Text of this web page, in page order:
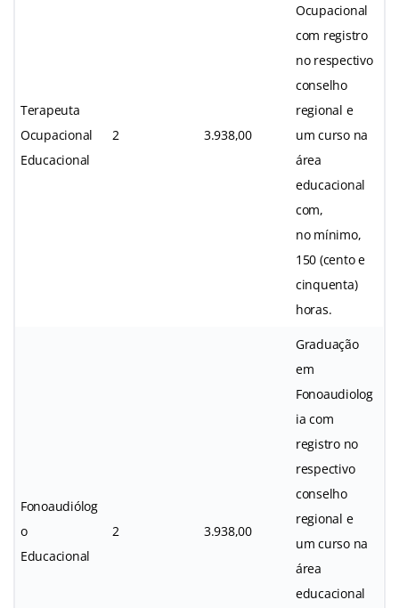
Terapeuta
Ocupacional
Educacional
2 3.938,00
Ocupacional
com registro
no respectivo
conselho
regional e
um curso na
área
educacional
com,
no mínimo,
150 (cento e
cinquenta)
horas.
Fonoaudiólog
o
Educacional
2 3.938,00
Graduação
em
Fonoaudiolog
ia com
registro no
respectivo
conselho
regional e
um curso na
área
educacional